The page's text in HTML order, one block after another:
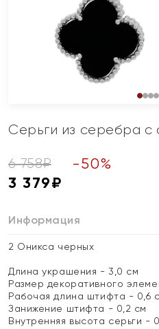
Серьги из серебра с
6 758₽ -50%
3 379₽
Информация
2 Оникса черных
Длина украшения - 3,0 см
Размер декоративного
Рабочая длина штифта - 0,6
Занижение штифта - 0,2 см
Внутренняя высота серьги -